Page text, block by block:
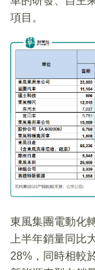
項目。
東風集團電動化
上半年銷量同比
28%，同時相較